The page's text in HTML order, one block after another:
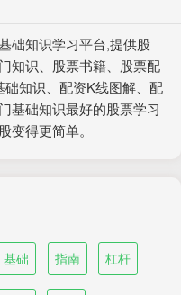
础知识学习平台,提供股
知识、股票书籍、股票配
知识、配资K线图解、配
基础知识最好的股票学习
变得更简单。
基础 指南 杠杆